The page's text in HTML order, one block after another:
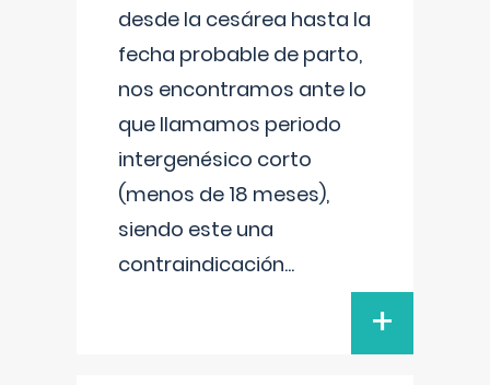
desde la cesárea hasta la
fecha probable de parto,
nos encontramos ante lo
que llamamos periodo
intergenésico corto
(menos de 18 meses),
siendo este una
contraindicación...
+